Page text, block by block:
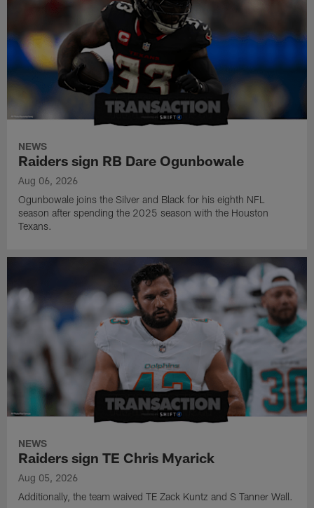
NEWS
Raiders sign RB Dare Ogunbowale
Aug 06, 2026
Ogunbowale joins the Silver and Black for his eighth NFL
season after spending the 2025 season with the Houston
Texans.
NEWS
Raiders sign TE Chris Myarick
Aug 05, 2026
Additionally, the team waived TE Zack Kuntz and S Tanner Wall.